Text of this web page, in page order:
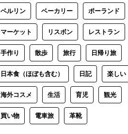
ベルリン ベーカリー ポーランド
マーケット リスボン レストラン
手作り 散歩 旅行 日帰り旅
日本食（ほぼも含む） 日記 楽しい
海外コスメ 生活 育児 観光
買い物 電車旅 革靴